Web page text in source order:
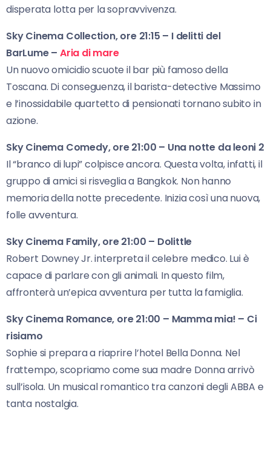
disperata lotta per la sopravvivenza.
Sky Cinema Collection, ore 21:15 – I delitti del
BarLume –Aria di mare
Un nuovo omicidio scuote il bar più famoso della
Toscana. Di conseguenza, il barista-detective Massimo
e l’inossidabile quartetto di pensionati tornano subito in
azione.
Sky Cinema Comedy, ore 21:00 – Una notte da leoni 2
Il “branco di lupi” colpisce ancora. Questa volta, infatti, il
gruppo di amici si risveglia a Bangkok. Non hanno
memoria della notte precedente. Inizia così una nuova,
folle avventura.
Sky Cinema Family, ore 21:00 – Dolittle
Robert Downey Jr. interpreta il celebre medico. Lui è
capace di parlare con gli animali. In questo film,
affronterà un’epica avventura per tutta la famiglia.
Sky Cinema Romance, ore 21:00 – Mamma mia! – Ci
risiamo
Sophie si prepara a riaprire l’hotel Bella Donna. Nel
frattempo, scopriamo come sua madre Donna arrivò
sull’isola. Un musical romantico tra canzoni degli ABBA e
tanta nostalgia.